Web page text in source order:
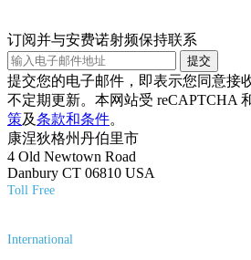
订阅并与安费诺射频保持联系
提交
提交您的电子邮件，即表示您同意接
不定期更新。本网站受 reCAPTCHA
策及条款和条件。
康涅狄格州丹伯里市
4 Old Newtown Road
Danbury CT 06810 USA
Toll Free
International